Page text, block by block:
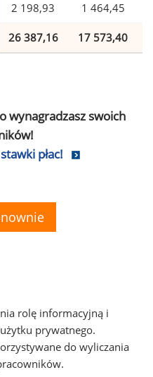
2 198,93 1 464,45
26 387,16 17 573,40
wynagradzasz swoich
płac!
rolę informacyjną i
prywatnego.
do wyliczania